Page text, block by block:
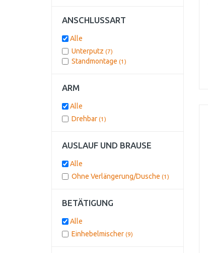
ANSCHLUSSART
Alle
Unterputz (7)
Standmontage (1)
ARM
Alle
Drehbar (1)
AUSLAUF UND BRAUSE
Alle
Ohne Verlängerung/Dusche (1)
BETÄTIGUNG
Alle
Einhebelmischer (9)